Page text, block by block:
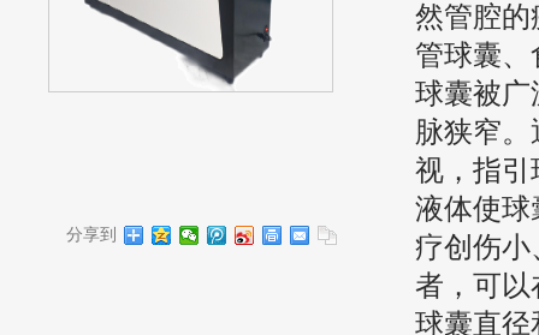
分享到
然管腔的
管球囊
球囊被广
脉狭窄
视，指引
液体使球
疗创伤小
者，可以
球囊直径